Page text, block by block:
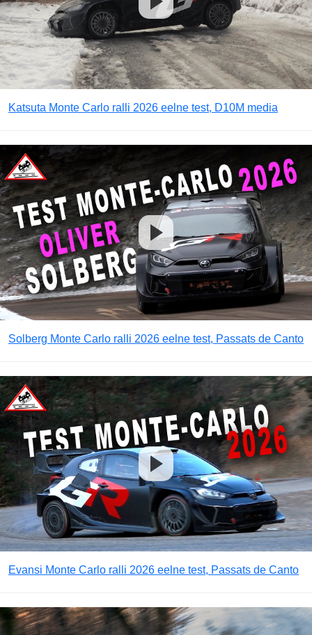
Katsuta Monte Carlo ralli 2026 eelne test, D10M media
Solberg Monte Carlo ralli 2026 eelne test, Passats de Canto
Evansi Monte Carlo ralli 2026 eelne test, Passats de Canto